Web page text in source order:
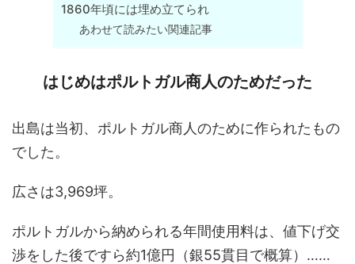
1860年頃には埋め立てられ
あわせて読みたい関連記事
はじめはポルトガル商人のためだった
出島は当初、ポルトガル商人のために作られたもの
でした。
広さは3,969坪。
ポルトガルから納められる年間使用料は、値下げ交
渉をした後ですら約1億円（銀55貫目で概算）……